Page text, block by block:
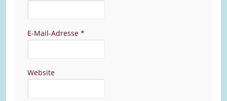
E-Mail-Adresse *
Website